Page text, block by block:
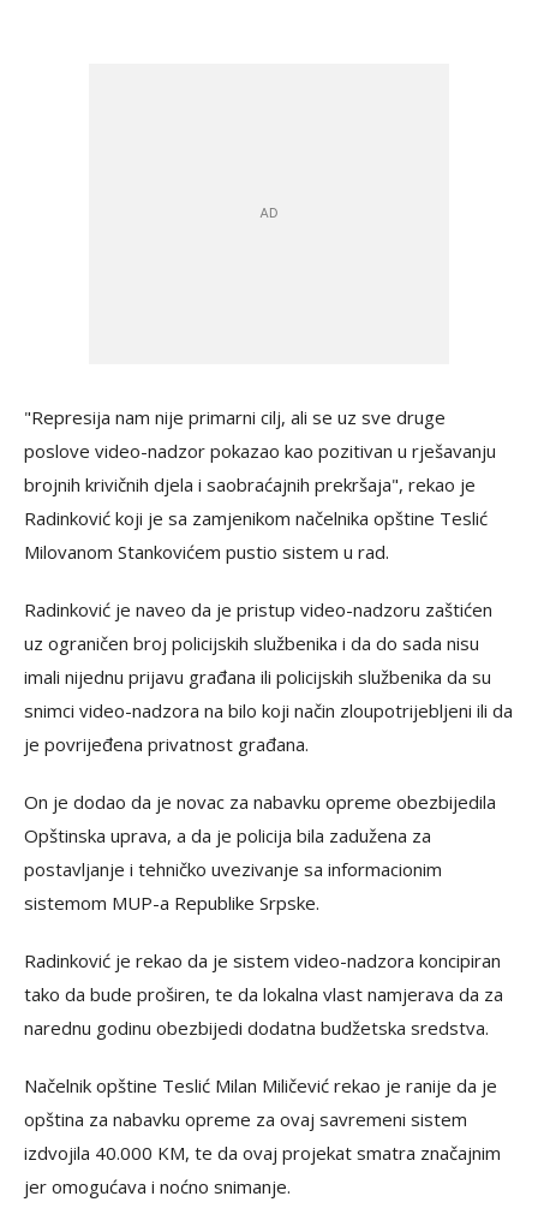
"Represija nam nije primarni cilj, ali se uz sve druge
poslove video-nadzor pokazao kao pozitivan u rješavanju
brojnih krivičnih djela i saobraćajnih prekršaja", rekao je
Radinković koji je sa zamjenikom načelnika opštine Teslić
Milovanom Stankovićem pustio sistem u rad.
Radinković je naveo da je pristup video-nadzoru zaštićen
uz ograničen broj policijskih službenika i da do sada nisu
imali nijednu prijavu građana ili policijskih službenika da su
snimci video-nadzora na bilo koji način zloupotrijebljeni ili da
je povrijeđena privatnost građana.
On je dodao da je novac za nabavku opreme obezbijedila
Opštinska uprava, a da je policija bila zadužena za
postavljanje i tehničko uvezivanje sa informacionim
sistemom MUP-a Republike Srpske.
Radinković je rekao da je sistem video-nadzora koncipiran
tako da bude proširen, te da lokalna vlast namjerava da za
narednu godinu obezbijedi dodatna budžetska sredstva.
Načelnik opštine Teslić Milan Miličević rekao je ranije da je
opština za nabavku opreme za ovaj savremeni sistem
izdvojila 40.000 KM, te da ovaj projekat smatra značajnim
jer omogućava i noćno snimanje.